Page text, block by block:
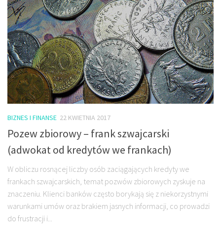
BIZNES I FINANSE 22 KWIETNIA 2017
Pozew zbiorowy – frank szwajcarski
(adwokat od kredytów we frankach)
W obliczu rosnącej liczby osób zaciągających kredyty we
frankach szwajcarskich, temat pozwów zbiorowych zyskuje na
znaczeniu. Klienci banków często borykają się z niekorzystnymi
warunkami umów oraz brakiem jasnych informacji, co prowadzi
do frustracji i...